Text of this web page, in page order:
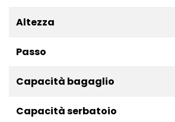
Altezza
Passo
Capacità bagaglio
Capacità serbatoio